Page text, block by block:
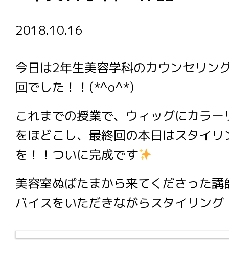
2018.10.16
今日は2年生美容学科のカウンセリン
回でした！！(*^o^*)
これまでの授業で、ウィッグにカラ
をほどこし、最終回の本日はスタイリ
を！！ついに完成です
美容室ぬばたまから来てくださった
バイスをいただきながらスタイリング